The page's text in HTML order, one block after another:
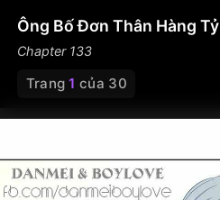
Ông Bố Đơn Thân Hàng Tỷ
Chapter 133
Trang1 của 30